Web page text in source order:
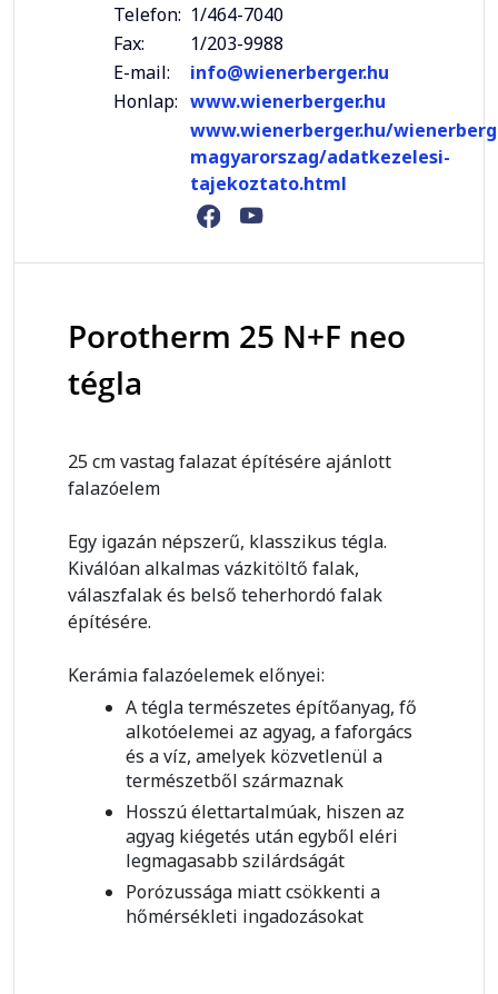
Telefon: 1/464-7040
Fax:
1/203-9988
E-mail:
info@wienerberger.hu
Honlap: www.wienerberger.hu
www.wienerberger.hu/
magyarorszag/adatkezelesi-
tajekoztato.html
Porotherm 25 N+F neo
tégla
25 cm vastag falazat építésére ajánlott
falazóelem
Egy igazán népszerű, klasszikus tégla.
Kiválóan alkalmas vázkitöltő falak,
válaszfalak és belső teherhordó falak
építésére.
Kerámia falazóelemek előnyei:
A tégla természetes építőanyag, fő
alkotóelemei az agyag, a faforgács
és a víz, amelyek közvetlenül a
természetből származnak
Hosszú élettartalmúak, hiszen az
agyag kiégetés után egyből eléri
legmagasabb szilárdságát
Porózussága miatt csökkenti a
hőmérsékleti ingadozásokat